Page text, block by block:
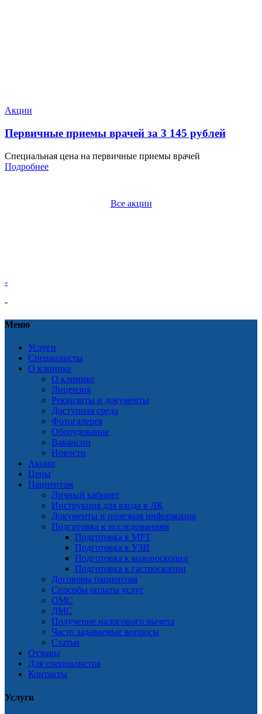
Акции
Первичные приемы врачей за 3 145 рублей
Специальная цена на первичные приемы врачей
Подробнее
Все акции
-
-
Меню
Услуги
Специалисты
О клинике
О клинике
Лицензия
Реквизиты и документы
Доступная среда
Фотогалерея
Оборудование
Вакансии
Новости
Акции
Цены
Пациентам
Личный кабинет
Инструкция для входа в ЛК
Документы и полезная информация
Подготовка к исследованиям
Подготовка к МРТ
Подготовка к УЗИ
Подготовка к колоноскопии
Подготовка к гастроскопии
Договоры пациентам
Способы оплаты услуг
ОМС
ДМС
Получение налогового вычета
Часто задаваемые вопросы
Статьи
Отзывы
Для специалистов
Контакты
Услуги